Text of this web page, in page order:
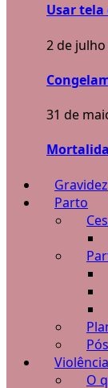
Usar tela
2 de
31 de
Gravidez
Parto
O